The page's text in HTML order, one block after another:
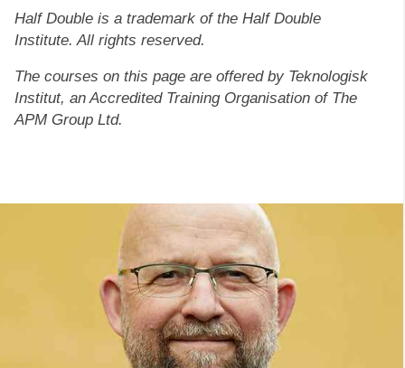
Half Double is a trademark of the Half Double
Institute. All rights reserved.
The courses on this page are offered by Teknologisk
Institut, an Accredited Training Organisation of The
APM Group Ltd.